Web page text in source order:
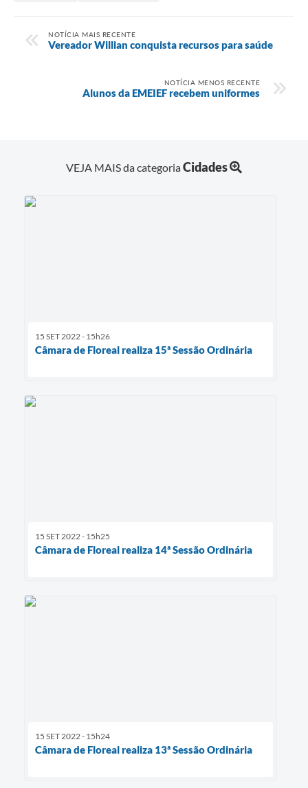
NOTÍCIA MAIS RECENTE
Vereador Willian conquista recursos para saúde
NOTÍCIA MENOS RECENTE
Alunos da EMEIEF recebem uniformes
VEJA MAIS da categoriaCidades
15 SET 2022 - 15h26
Câmara de Floreal realiza 15ª Sessão Ordinária
15 SET 2022 - 15h25
Câmara de Floreal realiza 14ª Sessão Ordinária
15 SET 2022 - 15h24
Câmara de Floreal realiza 13ª Sessão Ordinária